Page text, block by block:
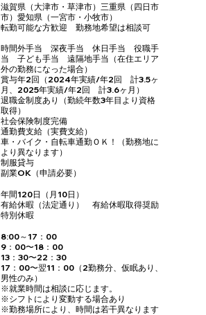
滋賀県（大津市・草津市）三重県（四日市
市）愛知県（一宮市・小牧市）
転勤可能な方歓迎 勤務地希望は相談可
時間外手当 深夜手当 休日手当 役職手
当 子ども手当 遠隔地手当（在住エリア
外の勤務になった場合）
賞与年2回（2024年実績/年2回 計3.5ヶ
月、2025年実績/年2回 計3.6ヶ月）
退職金制度あり（勤続年数3年目より資格
取得）
社会保険制度完備
通勤費支給（実費支給）
車・バイク・自転車通勤ＯＫ！（勤務地に
より異なります）
制服貸与
副業OK（申請必要）
年間120日（月10日）
有給休暇（法定通り） 有給休暇取得奨励
特別休暇
8:00～17：00
9：00〜18：00
13：30〜22：30
17：00〜翌11：00（2勤務分、仮眠あり、
男性のみ）
※就業時間は相談に応じます。
※シフトにより変動する場合あり
※勤務場所により、時間は若干異なります